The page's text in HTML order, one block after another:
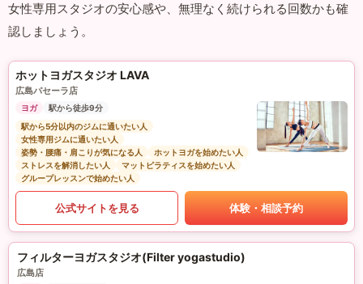
女性専用スタジオの安心感や、無理なく続けられる回数かも確
認しましょう。
ホットヨガスタジオ LAVA
広島パセーラ店
ヨガ
駅から徒歩9分
駅から5分以内のジムに通いたい人
女性専用ジムに通いたい人
姿勢・腰痛・肩こりが気になる人
ホットヨガを始めたい人
ストレスを解消したい人
マットピラティスを始めたい人
グループレッスンで始めたい人
公式サイトを見る 体験・相談予約
フィルターヨガスタジオ(Filter yogastudio)
広島店